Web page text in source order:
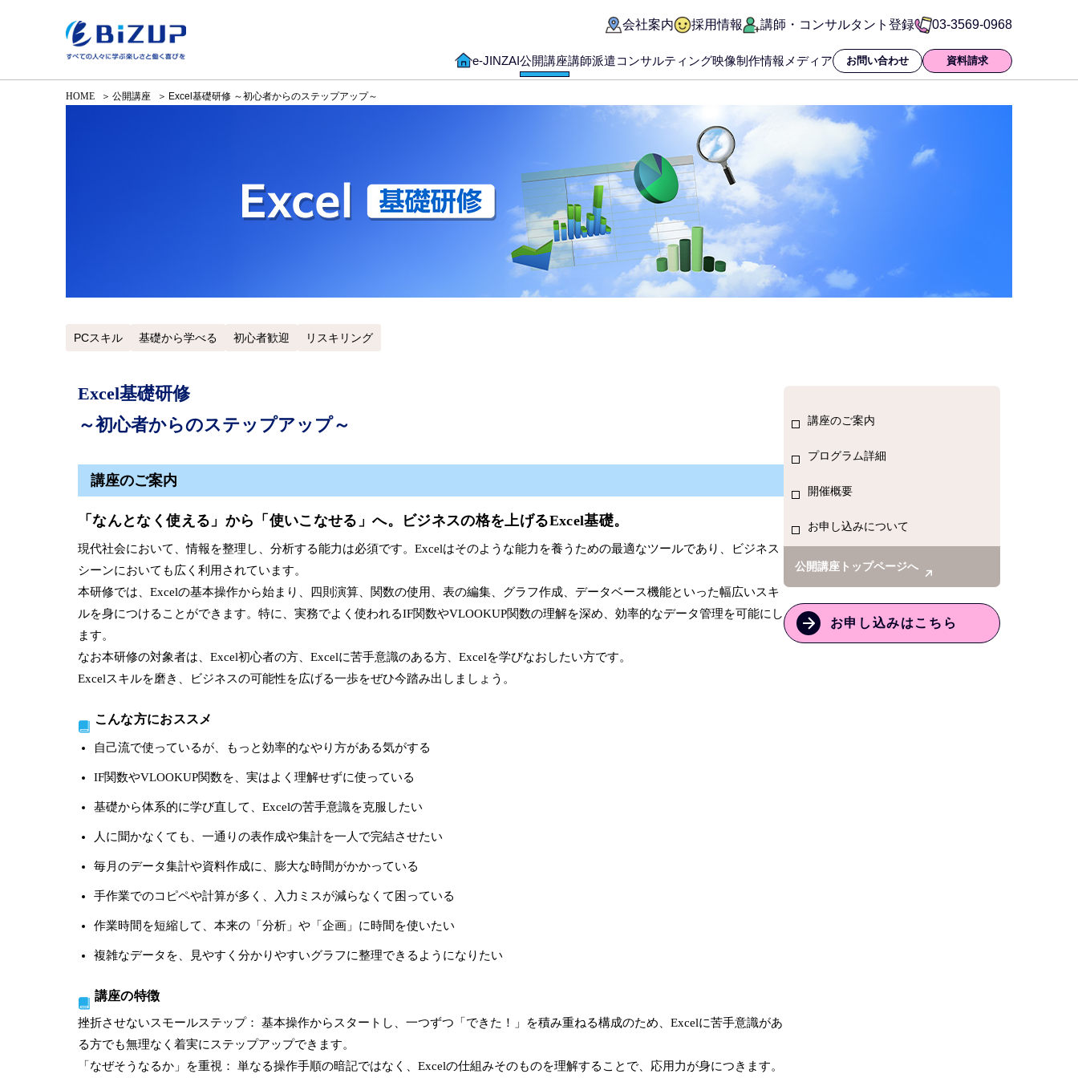
会社案内 採用情報 講師・コンサルタント登録 03-3569-0968
e-JINZAI公開講座講師派遣コンサルティング映像制作情報メディア お問い合わせ 資料請求
HOME 公開講座 Excel基礎研修 ～初心者からのステップアップ～
PCスキル 基礎から学べる 初心者歓迎 リスキリング
Excel基礎研修
～初心者からのステップアップ～
講座のご案内
「なんとなく使える」から「使いこなせる」へ。ビジネスの格を上げるExcel基礎。
現代社会において、情報を整理し、分析する能力は必須です。Excelはそのような能力を養うための最適なツールであり、ビジネス
シーンにおいても広く利用されています。
本研修では、Excelの基本操作から始まり、四則演算、関数の使用、表の編集、グラフ作成、データベース機能といった幅広いスキ
ルを身につけることができます。特に、実務でよく使われるIF関数やVLOOKUP関数の理解を深め、効率的なデータ管理を可能にし
ます。
なお本研修の対象者は、Excel初心者の方、Excelに苦手意識のある方、Excelを学びなおしたい方です。
Excelスキルを磨き、ビジネスの可能性を広げる一歩をぜひ今踏み出しましょう。
こんな方におススメ
自己流で使っているが、 もっと効率的なやり方がある気がする
IF関数やVLOOKUP関数を、 実はよく理解せずに使っている
基礎から体系的に学び直して、 Excelの苦手意識を克服したい
人に聞かなくても、 一通りの表作成や集計を一人で完結させたい
毎月のデータ集計や資料作成に、膨大な時間がかかっている
手作業でのコピペや計算が多く、入力ミスが減らなくて困っている
作業時間を短縮して、本来の「分析」や「企画」に時間を使いたい
複雑なデータを、見やすく分かりやすいグラフに整理できるようになりたい
講座の特徴
挫折させないスモールステップ： 基本操作からスタートし、一つずつ「できた！」を積み重ねる構成のため、Excelに苦手意識があ
る方でも無理なく着実にステップアップできます。
「なぜそうなるか」を重視： 単なる操作手順の暗記ではなく、Excelの仕組みそのものを理解することで、応用力が身につきます。
講座のご案内
プログラム詳細
開催概要
お申し込みについて
公開講座トップページへ
お申し込みはこちら